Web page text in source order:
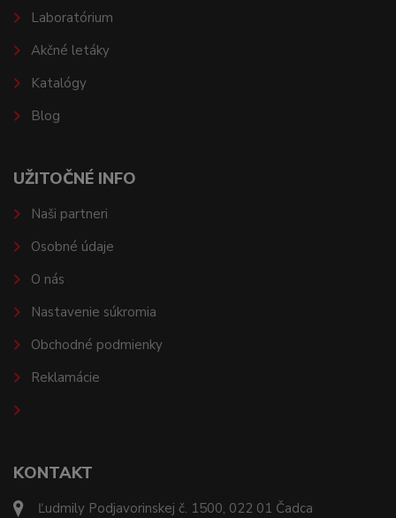
KONTAKT
Ľudmily Podjavorinskej č. 1500, 022 01 Čadca
Laboratórium
Akčné letáky
Katalógy
Blog
UŽITOČNÉ INFO
Naši partneri
Osobné údaje
O nás
Nastavenie súkromia
Obchodné podmienky
Reklamácie